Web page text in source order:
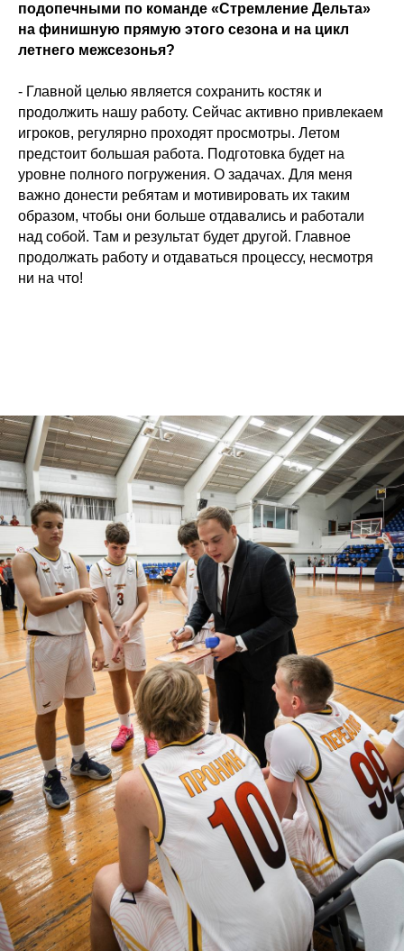
подопечными по команде «Стремление Дельта»
на финишную прямую этого сезона и на цикл
летнего межсезонья?
- Главной целью является сохранить костяк и
продолжить нашу работу. Сейчас активно привлекаем
игроков, регулярно проходят просмотры. Летом
предстоит большая работа. Подготовка будет на
уровне полного погружения. О задачах. Для меня
важно донести ребятам и мотивировать их таким
образом, чтобы они больше отдавались и работали
над собой. Там и результат будет другой. Главное
продолжать работу и отдаваться процессу, несмотря
ни на что!